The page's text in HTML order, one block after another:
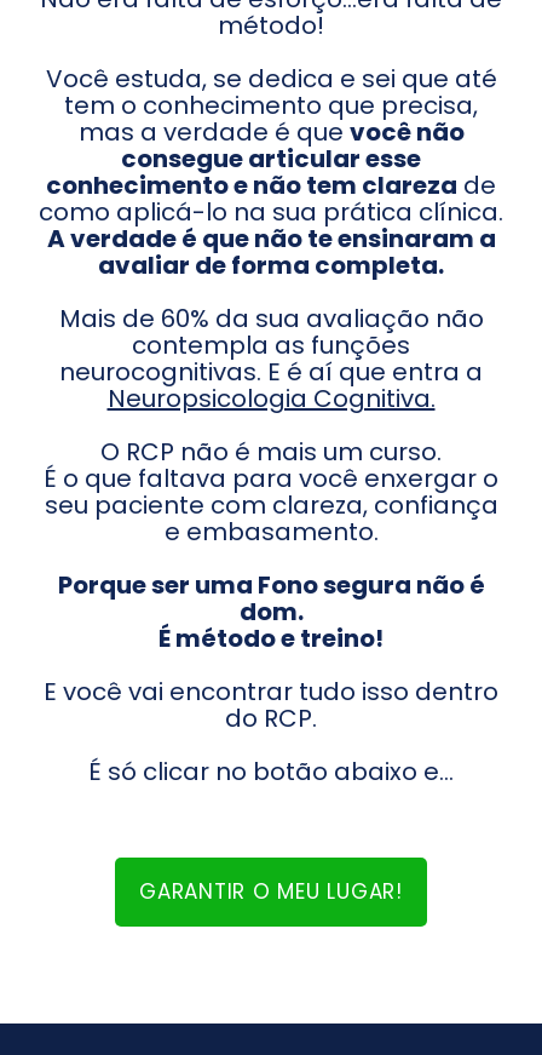
método!
Você estuda, se dedica e sei que até
tem o conhecimento que precisa,
mas a verdade é que você não
consegue articular esse
conhecimento e não tem clareza de
como aplicá-lo na sua prática clínica.
A verdade é que não te ensinaram a
avaliar de forma completa.
Mais de 60% da sua avaliação não
contempla as funções
neurocognitivas. E é aí que entra a
Neuropsicologia Cognitiva.
O RCP não é mais um curso.
É o que faltava para você enxergar o
seu paciente com clareza, confiança
e embasamento.
Porque ser uma Fono segura não é
dom.
É método e treino!
E você vai encontrar tudo isso dentro
do RCP.
É só clicar no botão abaixo e...
GARANTIR O MEU LUGAR!